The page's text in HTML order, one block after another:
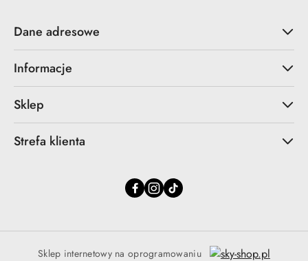
Dane adresowe
Informacje
Sklep
Strefa klienta
Sklep internetowy na oprogramowaniu